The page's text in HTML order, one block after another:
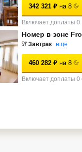
342 321 ₽ на 8
Включает доплаты 0
Номер в зоне
Завтрак ещё
460 282 ₽ на 8
Включает доплаты 0